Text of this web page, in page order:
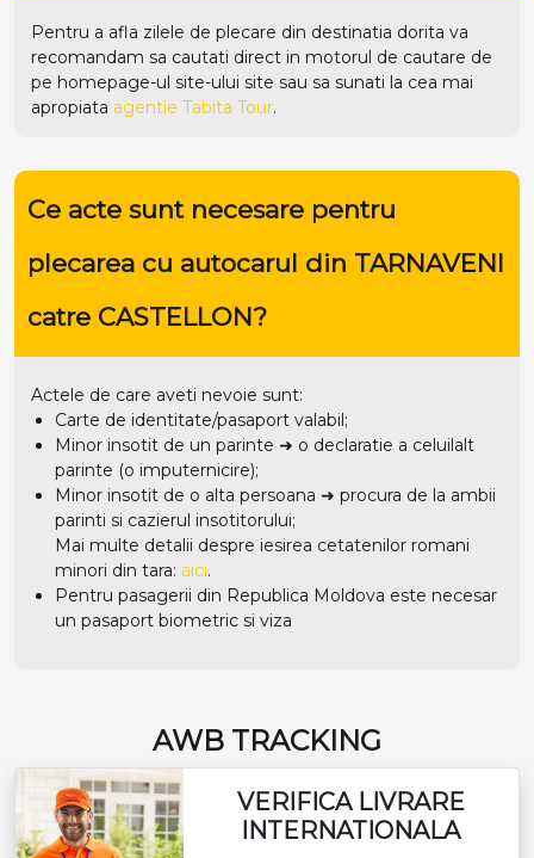
Pentru a afla zilele de plecare din destinatia dorita va
recomandam sa cautati direct in motorul de cautare de
pe homepage-ul site-ului site sau sa sunati la cea mai
apropiata agentie Tabita Tour.
Ce acte sunt necesare pentru
plecarea cu autocarul din TARNAVENI
catre CASTELLON?
Actele de care aveti nevoie sunt:
Carte de identitate/pasaport valabil;
Minor insotit de un parinte ➜ o declaratie a celuilalt
parinte (o imputernicire);
Minor insotit de o alta persoana ➜ procura de la ambii
parinti si cazierul insotitorului;
Mai multe detalii despre iesirea cetatenilor romani
minori din tara: aici.
Pentru pasagerii din Republica Moldova este necesar
un pasaport biometric si viza
AWB TRACKING
VERIFICA LIVRARE
INTERNATIONALA